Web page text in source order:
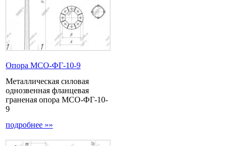
Опора МCО-ФГ-10-9
Металлическая силовая
однозвенная фланцевая
граненая опора МСО-ФГ-10-
9
подробнее »»